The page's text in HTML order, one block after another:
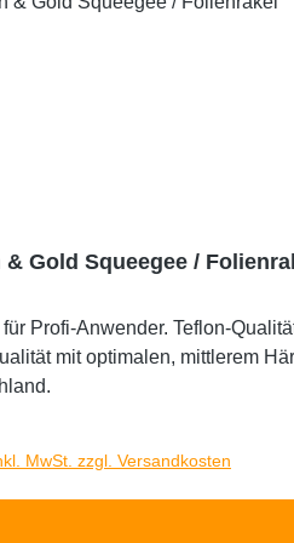
& Gold Squeegee /
Teflon-Qualität, praktisch ohne Abrieb und mit optimalen Gleitverhalten.
Härtegrad liegt gut in der Hand und gleitet gut über Folien und ist vergleichbar mit der 3M Gold Rakel. Spitzenqualität aus
Preis:
MwSt. zzgl. Versandkosten